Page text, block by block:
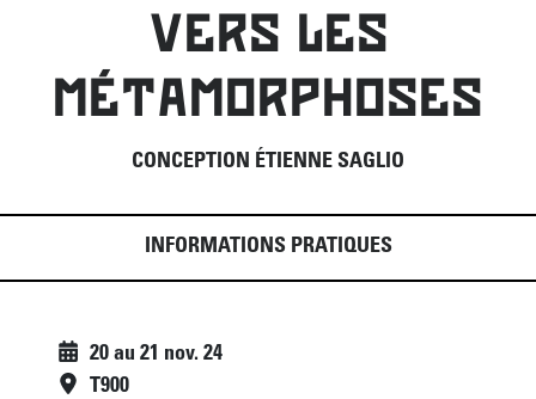
VERS LES
MÉTAMORPHOSES
CONCEPTION ÉTIENNE SAGLIO
INFORMATIONS PRATIQUES
20 au 21 nov. 24
T900